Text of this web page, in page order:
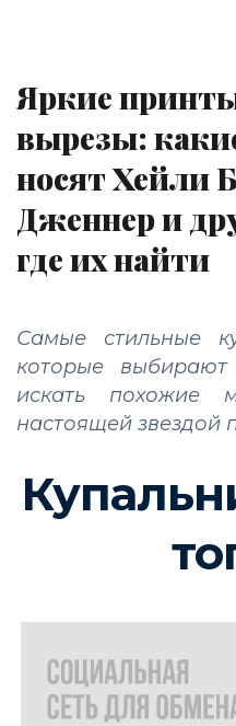
Яркие
вырезы:
носят Хейли
Дженнер и
где их найти
Самые стильные
которые
искать похожие
настоящей звездой